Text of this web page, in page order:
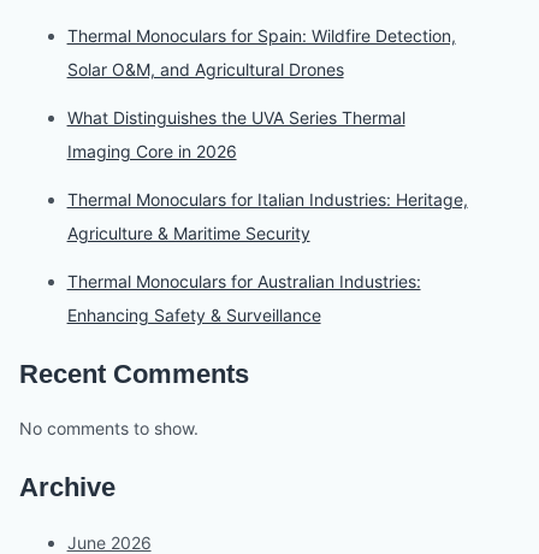
Thermal Monoculars for Spain: Wildfire Detection,
Solar O&M, and Agricultural Drones
What Distinguishes the UVA Series Thermal
Imaging Core in 2026
Thermal Monoculars for Italian Industries: Heritage,
Agriculture & Maritime Security
Thermal Monoculars for Australian Industries:
Enhancing Safety & Surveillance
Recent Comments
No comments to show.
Archive
June 2026